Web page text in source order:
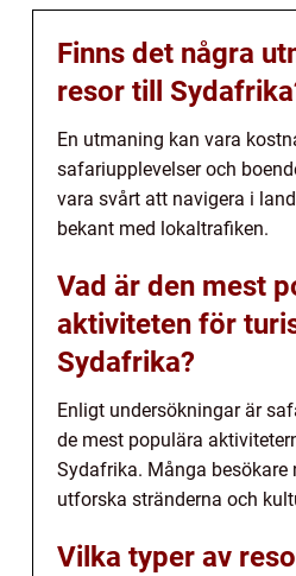
Finns det några
resor till
En utmaning kan vara
safariupplevelser och
vara svårt att navigera i
bekant med lokaltrafiken.
Vad är den mest
aktiviteten för
Sydafrika?
Enligt undersökningar är
de mest populära
Sydafrika. Många besökare
utforska stränderna och
Vilka typer av